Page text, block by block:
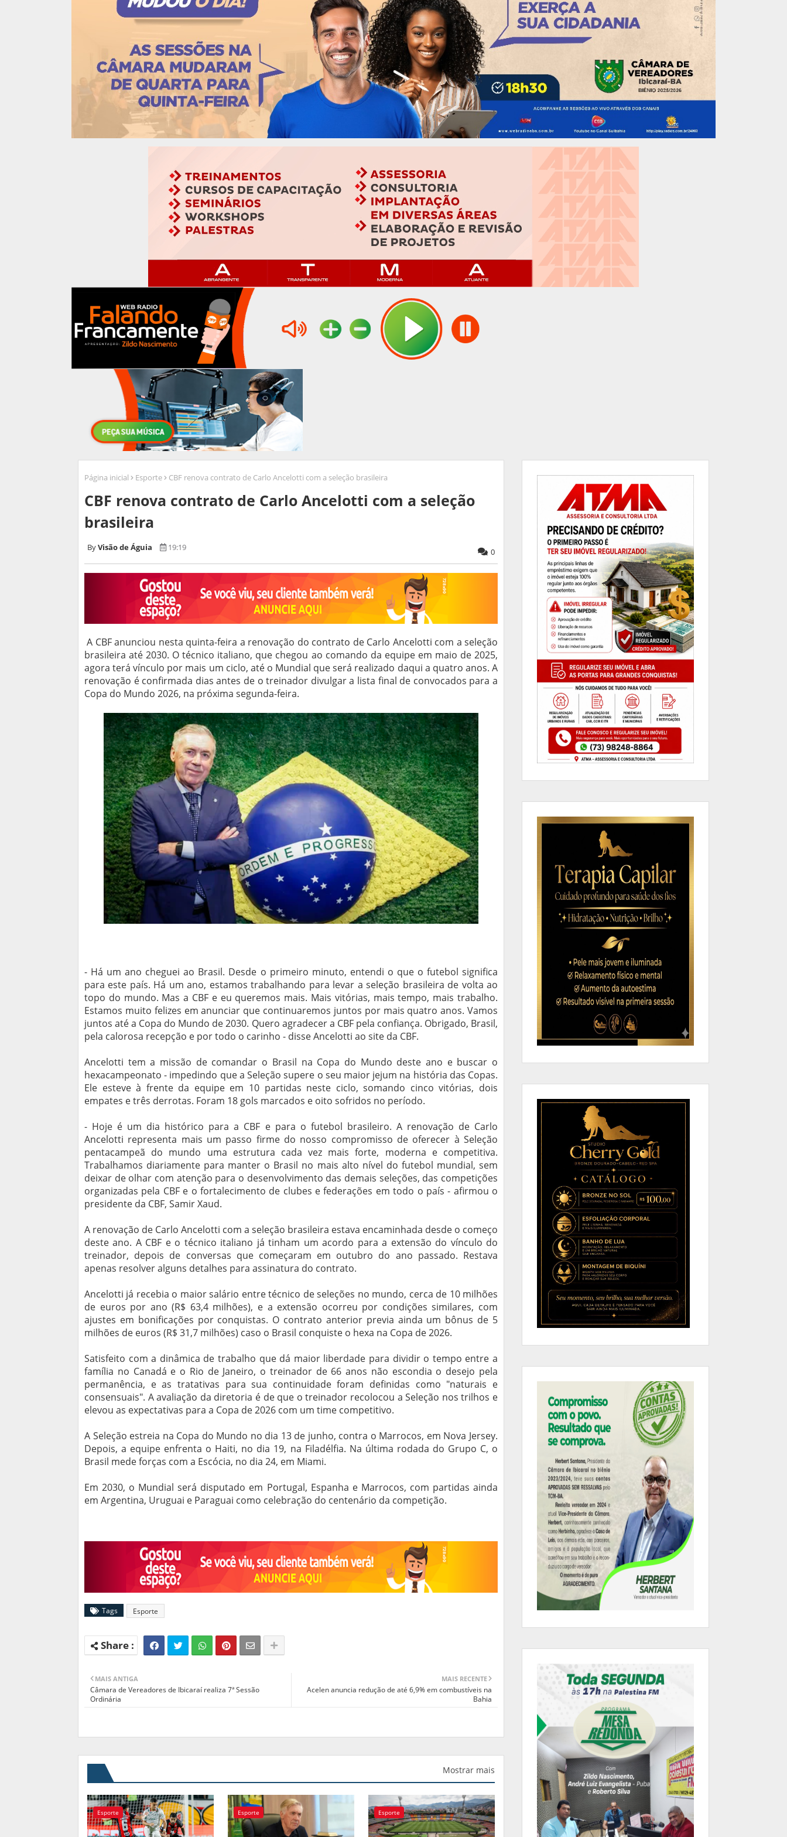
Página inicial Esporte CBF renova contrato de Carlo Ancelotti com a seleção brasileira
CBF renova contrato de Carlo Ancelotti com a seleção
brasileira
Visão de Águia 19:19 0
A CBF anunciou nesta quinta-feira a renovação do contrato de Carlo Ancelotti com a seleção
brasileira até 2030. O técnico italiano, que chegou ao comando da equipe em maio de 2025,
agora terá vínculo por mais um ciclo, até o Mundial que será realizado daqui a quatro anos. A
renovação é confirmada dias antes de o treinador divulgar a lista final de convocados para a
Copa do Mundo 2026, na próxima segunda-feira.
- Há um ano cheguei ao Brasil. Desde o primeiro minuto, entendi o que o futebol significa
para este país. Há um ano, estamos trabalhando para levar a seleção brasileira de volta ao
topo do mundo. Mas a CBF e eu queremos mais. Mais vitórias, mais tempo, mais trabalho.
Estamos muito felizes em anunciar que continuaremos juntos por mais quatro anos. Vamos
juntos até a Copa do Mundo de 2030. Quero agradecer a CBF pela confiança. Obrigado, Brasil,
pela calorosa recepção e por todo o carinho - disse Ancelotti ao site da CBF.
Ancelotti tem a missão de comandar o Brasil na Copa do Mundo deste ano e buscar o
hexacampeonato - impedindo que a Seleção supere o seu maior jejum na história das Copas.
Ele esteve à frente da equipe em 10 partidas neste ciclo, somando cinco vitórias, dois
empates e três derrotas. Foram 18 gols marcados e oito sofridos no período.
- Hoje é um dia histórico para a CBF e para o futebol brasileiro. A renovação de Carlo
Ancelotti representa mais um passo firme do nosso compromisso de oferecer à Seleção
pentacampeã do mundo uma estrutura cada vez mais forte, moderna e competitiva.
Trabalhamos diariamente para manter o Brasil no mais alto nível do futebol mundial, sem
deixar de olhar com atenção para o desenvolvimento das demais seleções, das competições
organizadas pela CBF e o fortalecimento de clubes e federações em todo o país - afirmou o
presidente da CBF, Samir Xaud.
A renovação de Carlo Ancelotti com a seleção brasileira estava encaminhada desde o começo
deste ano. A CBF e o técnico italiano já tinham um acordo para a extensão do vínculo do
treinador, depois de conversas que começaram em outubro do ano passado. Restava
apenas resolver alguns detalhes para assinatura do contrato.
Ancelotti já recebia o maior salário entre técnico de seleções no mundo, cerca de 10 milhões
de euros por ano (R$ 63,4 milhões), e a extensão ocorreu por condições similares, com
ajustes em bonificações por conquistas. O contrato anterior previa ainda um bônus de 5
milhões de euros (R$ 31,7 milhões) caso o Brasil conquiste o hexa na Copa de 2026.
Satisfeito com a dinâmica de trabalho que dá maior liberdade para dividir o tempo entre a
família no Canadá e o Rio de Janeiro, o treinador de 66 anos não escondia o desejo pela
permanência, e as tratativas para sua continuidade foram definidas como "naturais e
consensuais". A avaliação da diretoria é de que o treinador recolocou a Seleção nos trilhos e
elevou as expectativas para a Copa de 2026 com um time competitivo.
A Seleção estreia na Copa do Mundo no dia 13 de junho, contra o Marrocos, em Nova Jersey.
Depois, a equipe enfrenta o Haiti, no dia 19, na Filadélfia. Na última rodada do Grupo C, o
Brasil mede forças com a Escócia, no dia 24, em Miami.
Em 2030, o Mundial será disputado em Portugal, Espanha e Marrocos, com partidas ainda
em Argentina, Uruguai e Paraguai como celebração do centenário da competição.
Tags Esporte
MAIS RECENTE
Acelen anuncia redução de até 6,9% em combustíveis na
Bahia
MAIS ANTIGA
Câmara de Vereadores de Ibicaraí realiza 7ª Sessão
Ordinária
Mostrar mais
Esporte Esporte Esporte